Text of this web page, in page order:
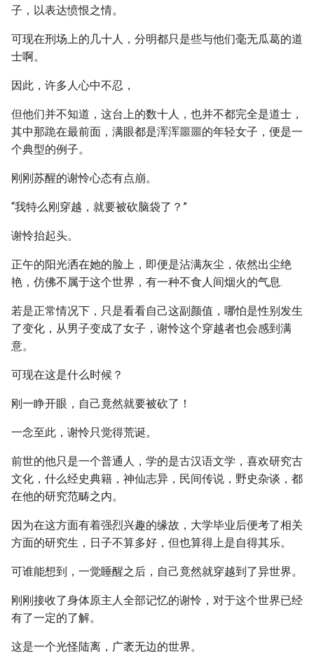
子，以表达愤恨之情。
可现在刑场上的几十人，分明都只是些与他们毫无瓜葛的道
士啊。
因此，许多人心中不忍，
但他们并不知道，这台上的数十人，也并不都完全是道士，
其中那跪在最前面，满眼都是浑浑噩噩的年轻女子，便是一
个典型的例子。
刚刚苏醒的谢怜心态有点崩。
“我特么刚穿越，就要被砍脑袋了？”
谢怜抬起头。
正午的阳光洒在她的脸上，即便是沾满灰尘，依然出尘绝
艳，仿佛不属于这个世界，有一种不食人间烟火的气息.
若是正常情况下，只是看看自己这副颜值，哪怕是性别发生
了变化，从男子变成了女子，谢怜这个穿越者也会感到满
意。
可现在这是什么时候？
刚一睁开眼，自己竟然就要被砍了！
一念至此，谢怜只觉得荒诞。
前世的他只是一个普通人，学的是古汉语文学，喜欢研究古
文化，什么经史典籍，神仙志异，民间传说，野史杂谈，都
在他的研究范畴之内。
因为在这方面有着强烈兴趣的缘故，大学毕业后便考了相关
方面的研究生，日子不算多好，但也算得上是自得其乐。
可谁能想到，一觉睡醒之后，自己竟然就穿越到了异世界。
刚刚接收了身体原主人全部记忆的谢怜，对于这个世界已经
有了一定的了解。
这是一个光怪陆离，广袤无边的世界。